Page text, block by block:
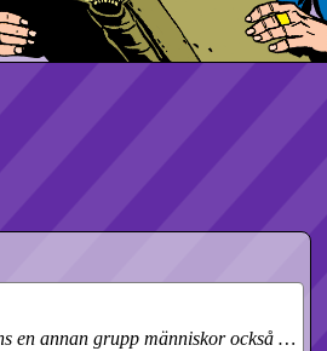
en annan grupp människor också …